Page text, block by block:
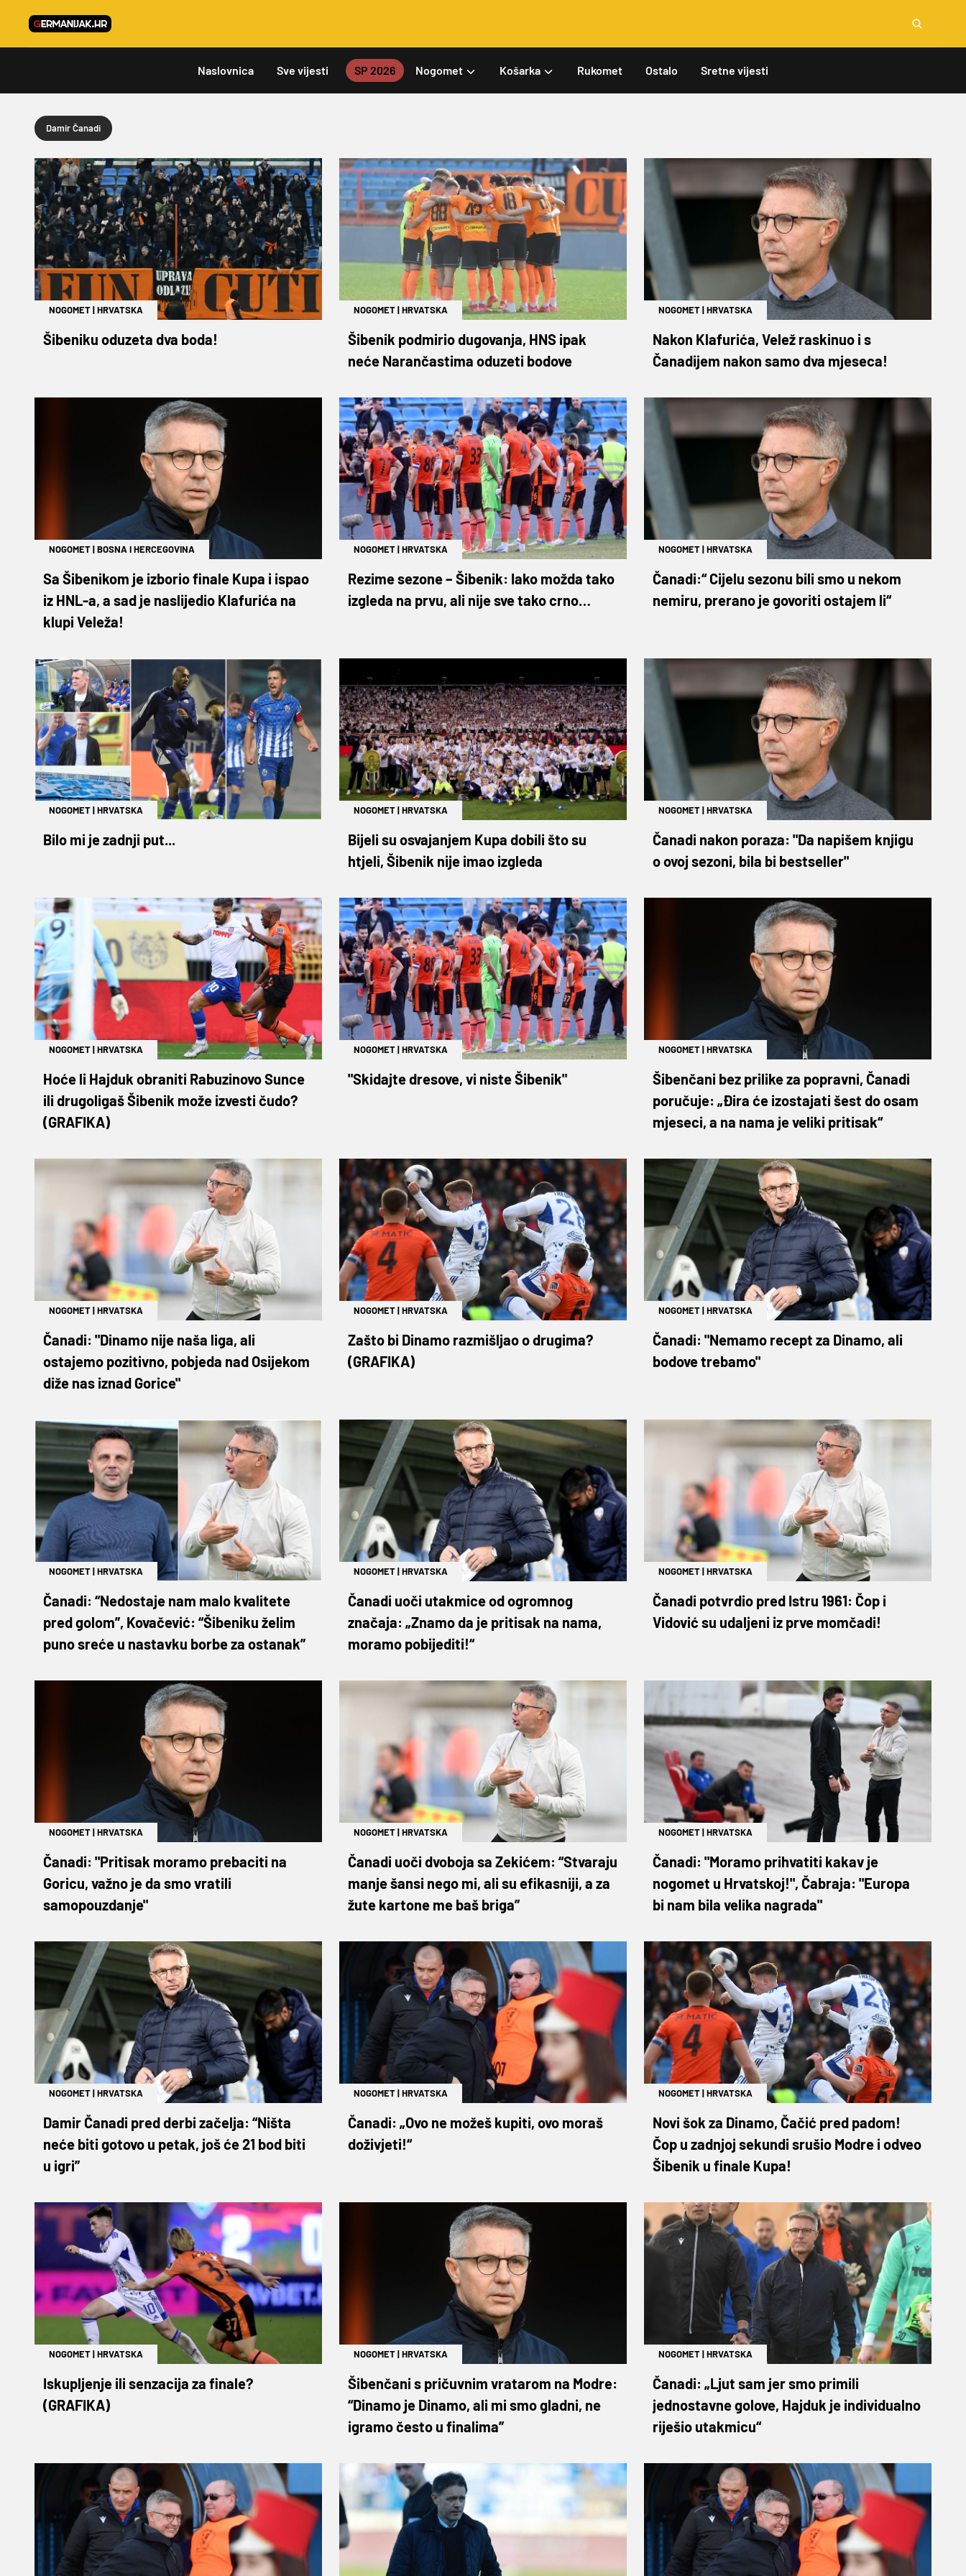
Naslovnica Sve vijesti SP 2026 Nogomet Košarka Rukomet Ostalo Sretne vijesti
Damir Čanadi
NOGOMET|HRVATSKA
Šibeniku oduzeta dva boda!
NOGOMET|HRVATSKA
Šibenik podmirio dugovanja, HNS ipak
neće Narančastima oduzeti bodove
NOGOMET|HRVATSKA
Nakon Klafurića, Velež raskinuo i s
Čanadijem nakon samo dva mjeseca!
NOGOMET|BOSNA I HERCEGOVINA
Sa Šibenikom je izborio finale Kupa i ispao
iz HNL-a, a sad je naslijedio Klafurića na
klupi Veleža!
NOGOMET|HRVATSKA
Rezime sezone – Šibenik: Iako možda tako
izgleda na prvu, ali nije sve tako crno…
NOGOMET|HRVATSKA
Čanadi:“ Cijelu sezonu bili smo u nekom
nemiru, prerano je govoriti ostajem li“
NOGOMET|HRVATSKA
Bilo mi je zadnji put...
NOGOMET|HRVATSKA
Bijeli su osvajanjem Kupa dobili što su
htjeli, Šibenik nije imao izgleda
NOGOMET|HRVATSKA
Čanadi nakon poraza: "Da napišem knjigu
o ovoj sezoni, bila bi bestseller"
NOGOMET|HRVATSKA
Hoće li Hajduk obraniti Rabuzinovo Sunce
ili drugoligaš Šibenik može izvesti čudo?
(GRAFIKA)
NOGOMET|HRVATSKA
"Skidajte dresove, vi niste Šibenik"
NOGOMET|HRVATSKA
Šibenčani bez prilike za popravni, Čanadi
poručuje: „Đira će izostajati šest do osam
mjeseci, a na nama je veliki pritisak“
NOGOMET|HRVATSKA
Čanadi: "Dinamo nije naša liga, ali
ostajemo pozitivno, pobjeda nad Osijekom
diže nas iznad Gorice"
NOGOMET|HRVATSKA
Zašto bi Dinamo razmišljao o drugima?
(GRAFIKA)
NOGOMET|HRVATSKA
Čanadi: "Nemamo recept za Dinamo, ali
bodove trebamo"
NOGOMET|HRVATSKA
Čanadi: “Nedostaje nam malo kvalitete
pred golom”, Kovačević: “Šibeniku želim
puno sreće u nastavku borbe za ostanak”
NOGOMET|HRVATSKA
Čanadi uoči utakmice od ogromnog
značaja: „Znamo da je pritisak na nama,
moramo pobijediti!“
NOGOMET|HRVATSKA
Čanadi potvrdio pred Istru 1961: Čop i
Vidović su udaljeni iz prve momčadi!
NOGOMET|HRVATSKA
Čanadi: "Pritisak moramo prebaciti na
Goricu, važno je da smo vratili
samopouzdanje"
NOGOMET|HRVATSKA
Čanadi uoči dvoboja sa Zekićem: “Stvaraju
manje šansi nego mi, ali su efikasniji, a za
žute kartone me baš briga”
NOGOMET|HRVATSKA
Čanadi: "Moramo prihvatiti kakav je
nogomet u Hrvatskoj!", Čabraja: "Europa
bi nam bila velika nagrada"
NOGOMET|HRVATSKA
Damir Čanadi pred derbi začelja: “Ništa
neće biti gotovo u petak, još će 21 bod biti
u igri”
NOGOMET|HRVATSKA
Čanadi: „Ovo ne možeš kupiti, ovo moraš
doživjeti!“
NOGOMET|HRVATSKA
Novi šok za Dinamo, Čačić pred padom!
Čop u zadnjoj sekundi srušio Modre i odveo
Šibenik u finale Kupa!
NOGOMET|HRVATSKA
Iskupljenje ili senzacija za finale?
(GRAFIKA)
NOGOMET|HRVATSKA
Šibenčani s pričuvnim vratarom na Modre:
“Dinamo je Dinamo, ali mi smo gladni, ne
igramo često u finalima”
NOGOMET|HRVATSKA
Čanadi: „Ljut sam jer smo primili
jednostavne golove, Hajduk je individualno
riješio utakmicu“